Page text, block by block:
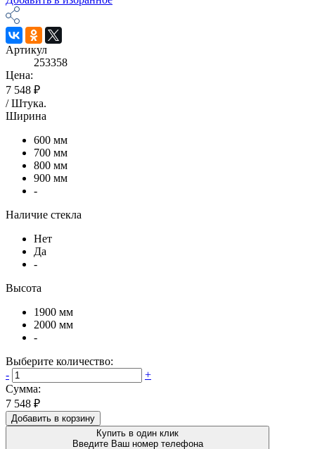
Артикул
253358
Цена:
7 548 ₽
/Штука.
Ширина
600 мм
700 мм
800 мм
900 мм
-
Наличие стекла
Нет
Да
-
Высота
1900 мм
2000 мм
-
Выберите количество:
-
+
Сумма:
7 548 ₽
Добавить в корзину
Купить в один клик
Введите Ваш номер телефона